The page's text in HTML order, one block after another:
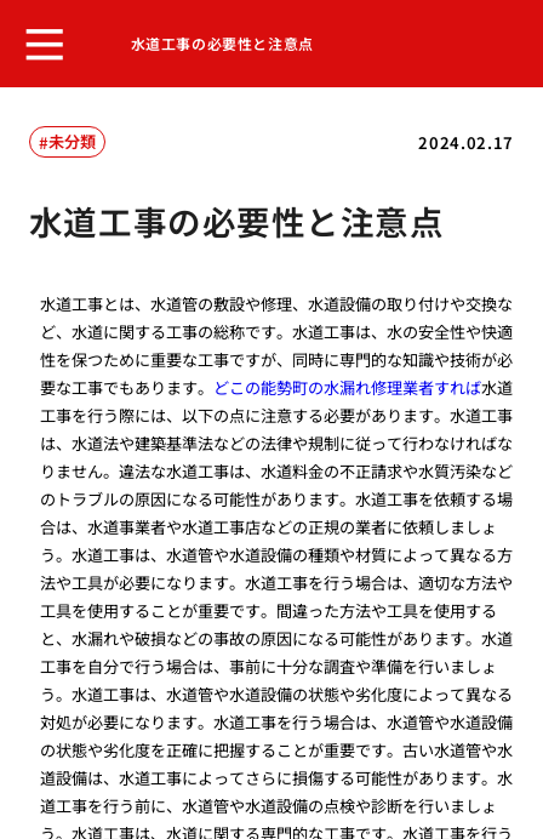
水道工事の必要性と注意点
2024.02.17
未分類
水道工事の必要性と注意点
水道工事とは、水道管の敷設や修理、水道設備の取り付けや交換な
ど、水道に関する工事の総称です。水道工事は、水の安全性や快適
性を保つために重要な工事ですが、同時に専門的な知識や技術が必
要な工事でもあります。 どこの能勢町の水漏れ修理業者すれば水道
工事を行う際には、以下の点に注意する必要があります。水道工事
は、水道法や建築基準法などの法律や規制に従って行わなければな
りません。違法な水道工事は、水道料金の不正請求や水質汚染など
のトラブルの原因になる可能性があります。水道工事を依頼する場
合は、水道事業者や水道工事店などの正規の業者に依頼しましょ
う。水道工事は、水道管や水道設備の種類や材質によって異なる方
法や工具が必要になります。水道工事を行う場合は、適切な方法や
工具を使用することが重要です。間違った方法や工具を使用する
と、水漏れや破損などの事故の原因になる可能性があります。水道
工事を自分で行う場合は、事前に十分な調査や準備を行いましょ
う。水道工事は、水道管や水道設備の状態や劣化度によって異なる
対処が必要になります。水道工事を行う場合は、水道管や水道設備
の状態や劣化度を正確に把握することが重要です。古い水道管や水
道設備は、水道工事によってさらに損傷する可能性があります。水
道工事を行う前に、水道管や水道設備の点検や診断を行いましょ
う。水道工事は、水道に関する専門的な工事です。水道工事を行う